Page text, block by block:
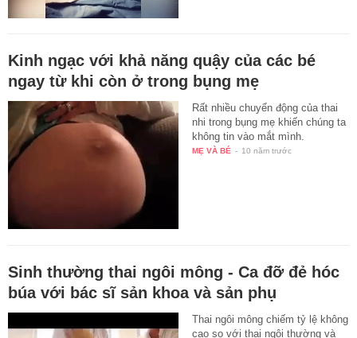
Kinh ngạc với khả năng quậy của các bé
ngay từ khi còn ở trong bụng mẹ
Rất nhiều chuyển động của thai
nhi trong bụng mẹ khiến chúng ta
không tin vào mắt mình.
MẸ VÀ BÉ - 10 năm trước
Sinh thường thai ngôi mông - Ca đỡ đẻ hóc
búa với bác sĩ sản khoa và sản phụ
Thai ngôi mông chiếm tỷ lệ không
cao so với thai ngôi thường và